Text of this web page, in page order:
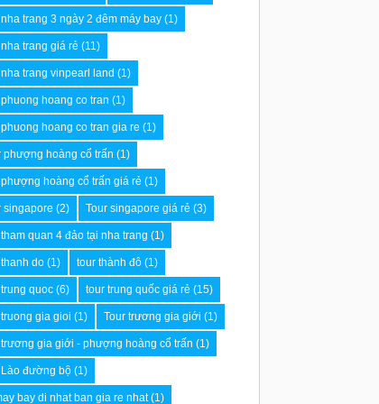
trang 3 ngày 2 đêm máy bay (1)
trang giá rẻ (11)
trang vinpearl land (1)
hoang co tran (1)
hoang co tran gia re (1)
phượng hoàng cổ trấn (1)
hoàng cổ trấn giá rẻ (1)
singapore (2) Tour singapore giá rẻ (3)
quan 4 đảo tại nha trang (1)
do (1) tour thành đô (1)
quoc (6) tour trung quốc giá rẻ (15)
gia gioi (1) Tour trương gia giới (1)
gia giới - phượng hoàng cổ trấn (1)
đường bộ (1)
bay di nhat ban gia re nhat (1)